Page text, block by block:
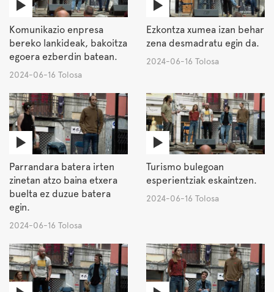
Komunikazio enpresa
bereko lankideak, bakoitza
egoera ezberdin batean.
2024-06-16 Tolosa
Ezkontza xumea izan behar
zena desmadratu egin da.
2024-06-16 Tolosa
Parrandara batera irten
zinetan atzo baina etxera
buelta ez duzue batera
egin.
2024-06-16 Tolosa
Turismo bulegoan
esperientziak eskaintzen.
2024-06-16 Tolosa